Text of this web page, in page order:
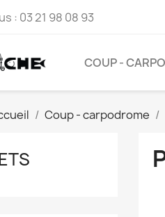
: 03 21 98 08 93
COUP -
Coup - carpodrome